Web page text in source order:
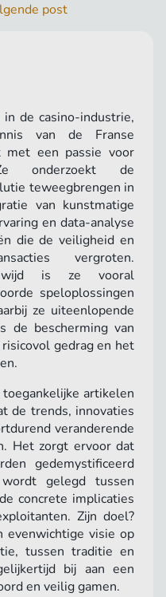
post
de casino-industrie,
van de Franse
met een passie voor
onderzoekt de
teweegbrengen in
van kunstmatige
en data-analyse
die de veiligheid en
vergroten.
is ze vooral
speloplossingen
ze uiteenlopende
de bescherming van
gedrag en het
toegankelijke artikelen
de trends, innovaties
veranderende
Het zorgt ervoor dat
gedemystificeerd
gelegd tussen
concrete implicaties
Zijn doel?
evenwichtige visie op
tussen traditie en
bij aan een
en veilig gamen.